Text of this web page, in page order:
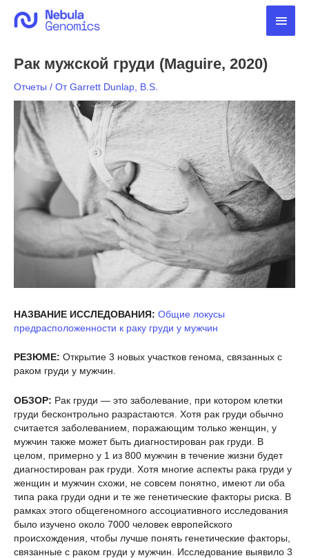
содержимому
Рак мужской груди (Maguire, 2020)
Отчеты / ОтGarrett Dunlap, B.S.
НАЗВАНИЕ ИССЛЕДОВАНИЯ: Общие локусы
предрасположенности к раку груди у мужчин
РЕЗЮМЕ: Открытие 3 новых участков генома, связанных с
раком груди у мужчин.
ОБЗОР: Рак груди — это заболевание, при котором клетки
груди бесконтрольно разрастаются. Хотя рак груди обычно
считается заболеванием, поражающим только женщин, у
мужчин также может быть диагностирован рак груди. В
целом, примерно у 1 из 800 мужчин в течение жизни будет
диагностирован рак груди. Хотя многие аспекты рака груди у
женщин и мужчин схожи, не совсем понятно, имеют ли оба
типа рака груди одни и те же генетические факторы риска. В
рамках этого общегеномного ассоциативного исследования
было изучено около 7000 человек европейского
происхождения, чтобы лучше понять генетические факторы,
связанные с раком груди у мужчин. Исследование выявило 3